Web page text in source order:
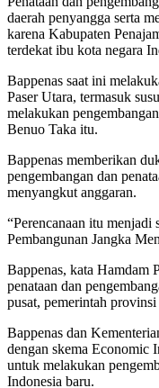
daerah penyangga serta
karena Kabupaten
terdekat ibu kota negara
Bappenas saat ini
Paser Utara, termasuk
melakukan
Benuo Taka itu.
Bappenas memberikan
pengembangan dan
menyangkut anggaran.
“Perencanaan itu menjadi
Pembangunan Jangka
Bappenas, kata Hamdam
penataan dan
pusat, pemerintah
Bappenas dan
dengan skema Economic
untuk melakukan
Indonesia baru.